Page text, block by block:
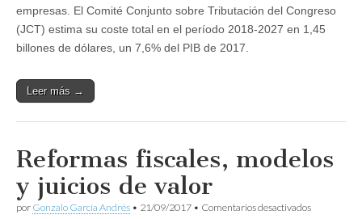
empresas. El Comité Conjunto sobre Tributación del Congreso
(JCT) estima su coste total en el período 2018-2027 en 1,45
billones de dólares, un 7,6% del PIB de 2017.
Leer más →
Reformas fiscales, modelos
y juicios de valor
por Gonzalo García Andrés • 21/09/2017 • Comentarios desactivadosen